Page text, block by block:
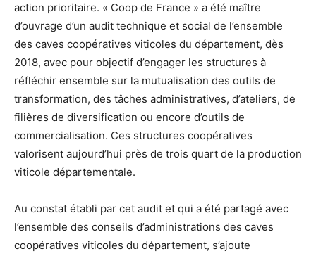
action prioritaire. « Coop de France » a été maître
d’ouvrage d’un audit technique et social de l’ensemble
des caves coopératives viticoles du département, dès
2018, avec pour objectif d’engager les structures à
réfléchir ensemble sur la mutualisation des outils de
transformation, des tâches administratives, d’ateliers, de
filières de diversification ou encore d’outils de
commercialisation. Ces structures coopératives
valorisent aujourd’hui près de trois quart de la production
viticole départementale.
Au constat établi par cet audit et qui a été partagé avec
l’ensemble des conseils d’administrations des caves
coopératives viticoles du département, s’ajoute